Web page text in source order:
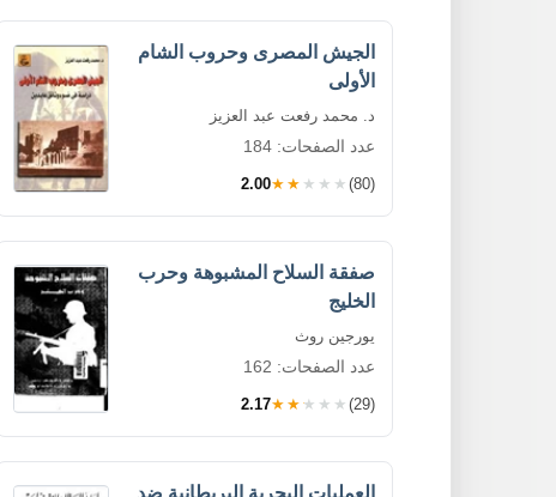
الجيش المصرى وحروب الشام
الأولى
د. محمد رفعت عبد العزيز
عدد الصفحات: 184
2.00★★★★★ (80)
صفقة السلاح المشبوهة وحرب
الخليج
يورجين روث
عدد الصفحات: 162
2.17★★★★★ (29)
العمليات البحرية البريطانية ضد